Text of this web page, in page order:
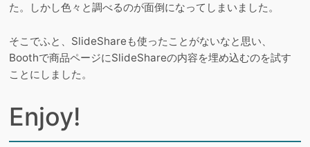
た。しかし色々と調べるのが面倒になってしまいました。
そこでふと、SlideShareも使ったことがないなと思い、
Boothで商品ページにSlideShareの内容を埋め込むのを試す
ことにしました。
Enjoy!